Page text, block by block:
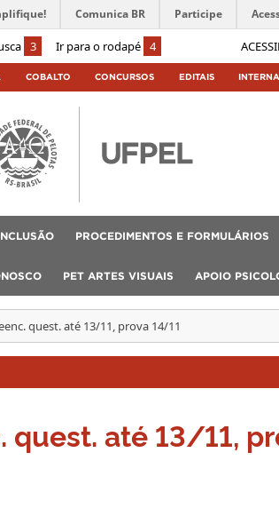
3 Ir para o rodapé 4
Comunica BR Participe
COBALTO CONCURSOS EDITAIS
PROCEDIMENTOS E FORMULÁRIOS
PET ARTES VISUAIS APOIO
quest. até 13/11, prova 14/11
quest. até 13/11,